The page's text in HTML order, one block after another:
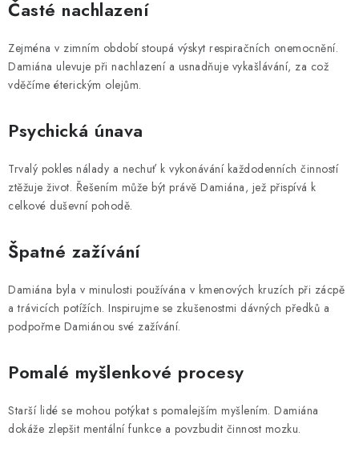
Časté nachlazení
Zejména v zimním období stoupá výskyt respiračních onemocnění.
Damiána ulevuje při nachlazení a usnadňuje vykašlávání, za což
vděčíme éterickým olejům.
Psychická únava
Trvalý pokles nálady a nechuť k vykonávání každodenních činností
ztěžuje život. Řešením může být právě Damiána, jež přispívá k
celkové duševní pohodě.
Špatné zažívání
Damiána byla v minulosti používána v kmenových kruzích při zácpě
a trávicích potížích. Inspirujme se zkušenostmi dávných předků a
podpořme Damiánou své zažívání.
Pomalé myšlenkové procesy
Starší lidé se mohou potýkat s pomalejším myšlením. Damiána
dokáže zlepšit mentální funkce a povzbudit činnost mozku.